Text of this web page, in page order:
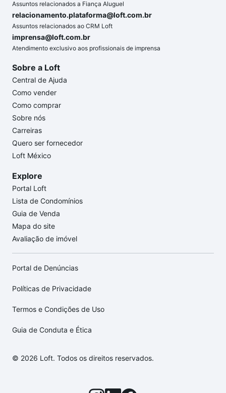
Assuntos relacionados a Fiança Aluguel
relacionamento.plataforma@loft.com.br
Assuntos relacionados ao CRM Loft
imprensa@loft.com.br
Atendimento exclusivo aos profissionais de imprensa
Sobre a Loft
Central de Ajuda
Como vender
Como comprar
Sobre nós
Carreiras
Quero ser fornecedor
Loft México
Explore
Portal Loft
Lista de Condomínios
Guia de Venda
Mapa do site
Avaliação de imóvel
Portal de Denúncias
Políticas de Privacidade
Termos e Condições de Uso
Guia de Conduta e Ética
© 2026 Loft. Todos os direitos reservados.